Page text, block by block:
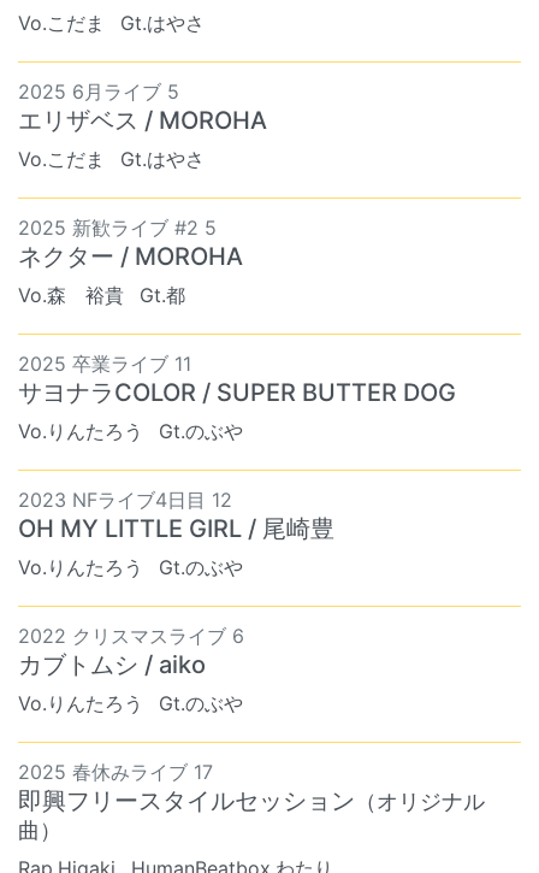
Vo.こだま Gt.はやさ
2025 6月ライブ 5
エリザベス / MOROHA
Vo.こだま Gt.はやさ
2025 新歓ライブ #2 5
ネクター / MOROHA
Vo.森 裕貴 Gt.都
2025 卒業ライブ 11
サヨナラCOLOR / SUPER BUTTER DOG
Vo.りんたろう Gt.のぶや
2023 NFライブ4日目 12
OH MY LITTLE GIRL / 尾崎豊
Vo.りんたろう Gt.のぶや
2022 クリスマスライブ 6
カブトムシ / aiko
Vo.りんたろう Gt.のぶや
2025 春休みライブ 17
即興フリースタイルセッション （オリジナル
曲）
Rap.Higaki HumanBeatbox.わたり